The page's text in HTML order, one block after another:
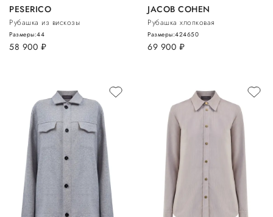
PESERICO
Рубашка из вискозы
58 900 руб.
Размеры:44
JACOB COHEN
Рубашка хлопковая
69 900 руб.
Размеры:424650